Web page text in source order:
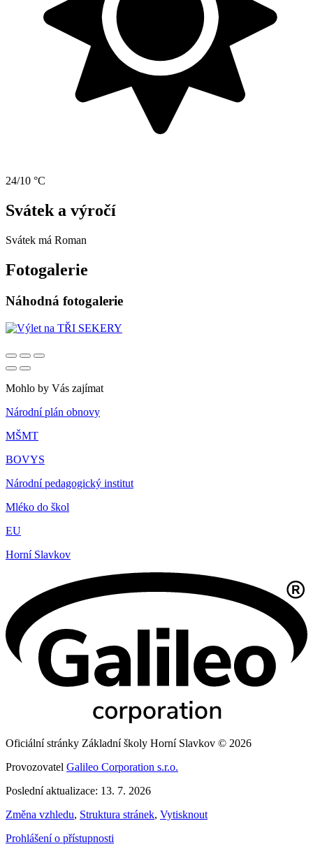
24/10 °C
Svátek a výročí
Svátek má Roman
Fotogalerie
Náhodná fotogalerie
Mohlo by Vás zajímat
Národní plán obnovy
MŠMT
BOVYS
Národní pedagogický institut
Mléko do škol
EU
Horní Slavkov
Oficiální stránky Základní školy Horní Slavkov © 2026
Provozovatel Galileo Corporation s.r.o.
Poslední aktualizace: 13. 7. 2026
Změna vzhledu, Struktura stránek, Vytisknout
Prohlášení o přístupnosti